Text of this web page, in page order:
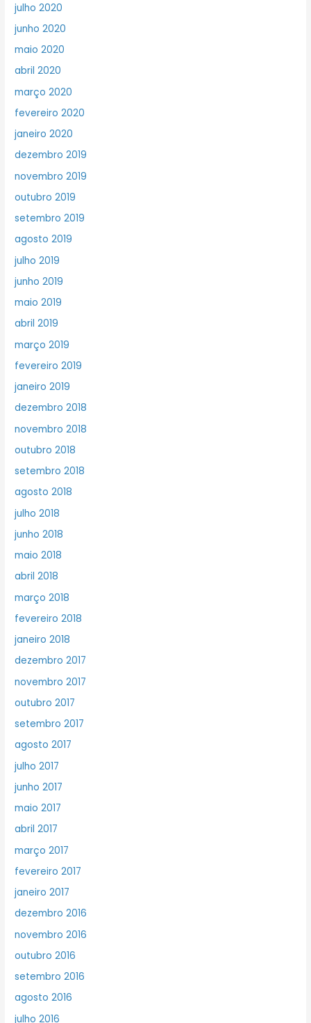
julho 2020
junho 2020
maio 2020
abril 2020
março 2020
fevereiro 2020
janeiro 2020
dezembro 2019
novembro 2019
outubro 2019
setembro 2019
agosto 2019
julho 2019
junho 2019
maio 2019
abril 2019
março 2019
fevereiro 2019
janeiro 2019
dezembro 2018
novembro 2018
outubro 2018
setembro 2018
agosto 2018
julho 2018
junho 2018
maio 2018
abril 2018
março 2018
fevereiro 2018
janeiro 2018
dezembro 2017
novembro 2017
outubro 2017
setembro 2017
agosto 2017
julho 2017
junho 2017
maio 2017
abril 2017
março 2017
fevereiro 2017
janeiro 2017
dezembro 2016
novembro 2016
outubro 2016
setembro 2016
agosto 2016
julho 2016